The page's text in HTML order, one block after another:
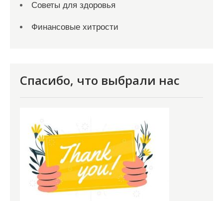
Советы для здоровья
Финансовые хитрости
Спасибо, что выбрали нас